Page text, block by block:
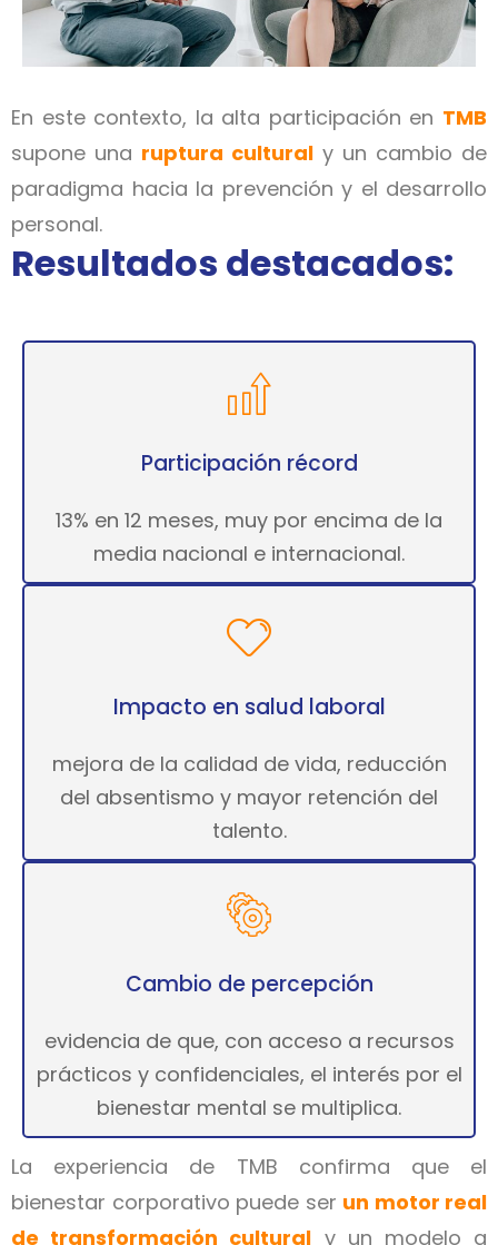
En este contexto, la alta participación en TMB
supone una ruptura cultural y un cambio de
paradigma hacia la prevención y el desarrollo
personal.
Resultados destacados:
Participación récord
13% en 12 meses, muy por encima de la
media nacional e internacional.
Impacto en salud laboral
mejora de la calidad de vida, reducción
del absentismo y mayor retención del
talento.
Cambio de percepción
evidencia de que, con acceso a recursos
prácticos y confidenciales, el interés por el
bienestar mental se multiplica.
La experiencia de TMB confirma que el
bienestar corporativo puede ser un motor real
de transformación cultural y un modelo a